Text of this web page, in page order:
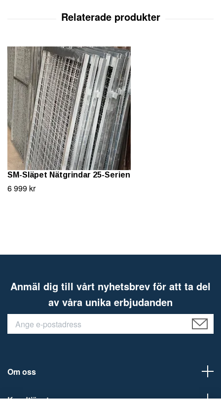
SM-Släpet Nätgrindar 25-Serien
6 999 kr
Anmäl dig till vårt nyhetsbrev för att ta del
av våra unika erbjudanden
Om oss